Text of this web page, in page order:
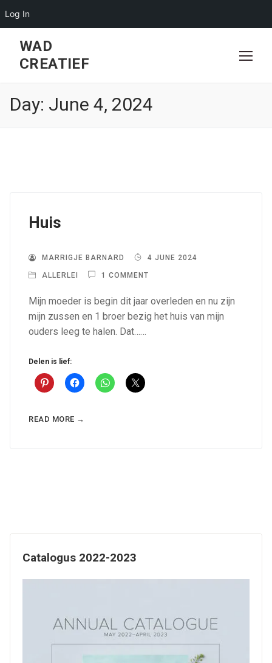
Log In
content
WAD
CREATIEF
Day: June 4, 2024
Huis
MARRIGJE BARNARD 4 JUNE 2024
ALLERLEI 1 COMMENT
Mijn moeder is begin dit jaar overleden en nu zijn
mijn zussen en 1 broer bezig het huis van mijn
ouders leeg te halen. Dat……
Delen is lief:
READ MORE →
Catalogus 2022-2023